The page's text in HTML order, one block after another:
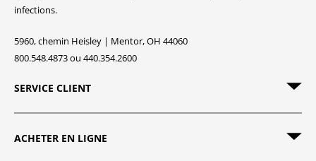
infections.
5960, chemin Heisley | Mentor, OH 44060
800.548.4873 ou 440.354.2600
SERVICE CLIENT
ACHETER EN LIGNE